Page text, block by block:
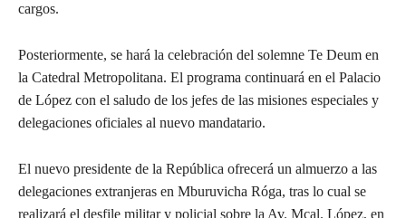
cargos.
Posteriormente, se hará la celebración del solemne Te Deum en
la Catedral Metropolitana. El programa continuará en el Palacio
de López con el saludo de los jefes de las misiones especiales y
delegaciones oficiales al nuevo mandatario.
El nuevo presidente de la República ofrecerá un almuerzo a las
delegaciones extranjeras en Mburuvicha Róga, tras lo cual se
realizará el desfile militar y policial sobre la Av. Mcal. López, en